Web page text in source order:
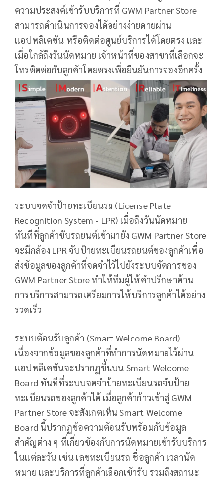
ความประสงค์เข้ารับบริการที่ GWM Partner Store
สามารถดำเนินการจองได้อย่างง่ายดายผ่าน
แอปพลิเคชัน หรือติดต่อศูนย์บริการได้โดยตรง และ
เมื่อใกล้ถึงวันนัดหมาย เจ้าหน้าที่ของสาขาที่เลือกจะ
โทรติดต่อกับลูกค้าโดยตรงเพื่อยืนยันการจองอีกครั้ง
ระบบจดจำป้ายทะเบียนรถ (License Plate
Recognition System - LPR) เมื่อถึงวันนัดหมาย
ทันทีที่ลูกค้าขับรถยนต์เข้ามายัง GWM Partner Store
จะมีกล้อง LPR จับป้ายทะเบียนรถยนต์ของลูกค้าเพื่อ
ส่งข้อมูลของลูกค้าที่จดจำไว้ไปยังระบบจัดการของ
GWM Partner Store ทำให้ทีมผู้ให้คำปรึกษาด้าน
การบริการสามารถเตรียมการให้บริการลูกค้าได้อย่าง
รวดเร็ว
ระบบต้อนรับลูกค้า (Smart Welcome Board)
เนื่องจากข้อมูลของลูกค้าที่ทำการนัดหมายไว้ผ่าน
แอปพลิเคชันจะปรากฏขึ้นบน Smart Welcome
Board ทันทีที่ระบบจดจำป้ายทะเบียนรถจับป้าย
ทะเบียนรถของลูกค้าได้ เมื่อลูกค้าก้าวเข้าสู่ GWM
Partner Store จะสังเกตเห็น Smart Welcome
Board นี้ปรากฏข้อความต้อนรับพร้อมกับข้อมูล
สำคัญต่าง ๆ ที่เกี่ยวข้องกับการนัดหมายเข้ารับบริการ
ในแต่ละวัน เช่น เลขทะเบียนรถ ชื่อลูกค้า เวลานัด
หมาย และบริการที่ลูกค้าเลือกเข้ารับ รวมถึงสถานะ